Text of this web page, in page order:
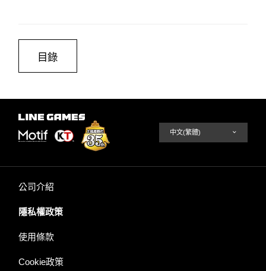
目錄
公司介紹
隱私權政策
使用條款
Cookie政策